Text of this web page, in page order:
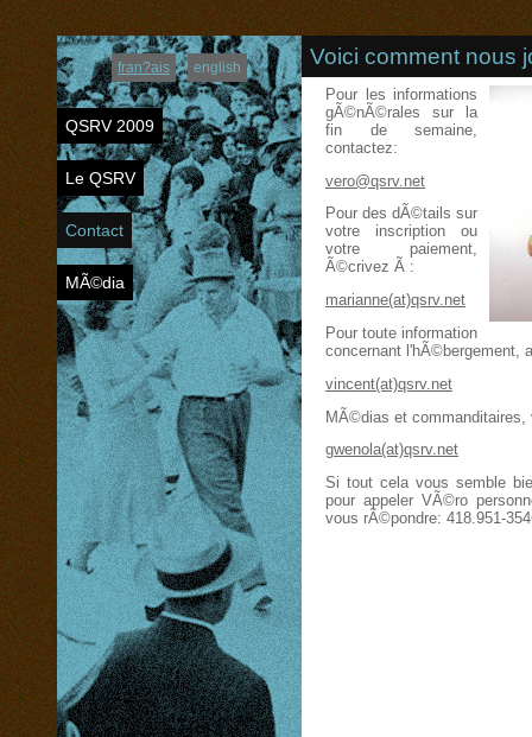
fran?ais english
QSRV 2009
Le QSRV
Contact
MÃ©dia
Voici comment nous
Pour les informations
gÃ©nÃ©rales sur la
fin de semaine,
contactez:
vero@qsrv.net
Pour des dÃ©tails sur
votre inscription ou
votre paiement,
Ã©crivez Ã :
marianne(at)qsrv.net
Pour toute information
concernant l'hÃ©bergement,
vincent(at)qsrv.net
MÃ©dias et
gwenola(at)qsrv.net
Si tout cela vous semble
pour appeler VÃ©ro
vous rÃ©pondre: 418.951-